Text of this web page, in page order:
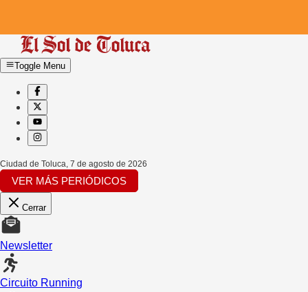
Toggle Menu
Ciudad de Toluca 7 de agosto de 2026
VER MÁS PERIÓDICOS
Cerrar
Newsletter
Circuito Running